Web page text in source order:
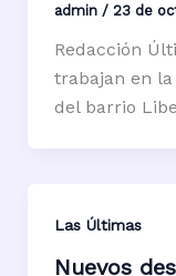
admin / 23 de
Redacción
trabajan en
del barrio
Las Últimas
Nuevos